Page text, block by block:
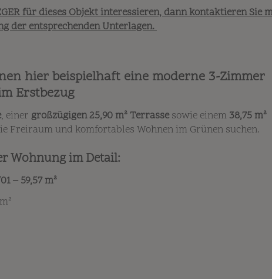
für dieses Objekt interessieren, dann kontaktieren Sie
der entsprechenden Unterlagen.
hier beispielhaft eine moderne 3-Zimmer
Erstbezug
, einer großzügigen 25,90 m² Terrasse sowie einem 38,75 m²
Freiraum und komfortables Wohnen im Grünen suchen.
Wohnung im Detail:
– 59,57 m²